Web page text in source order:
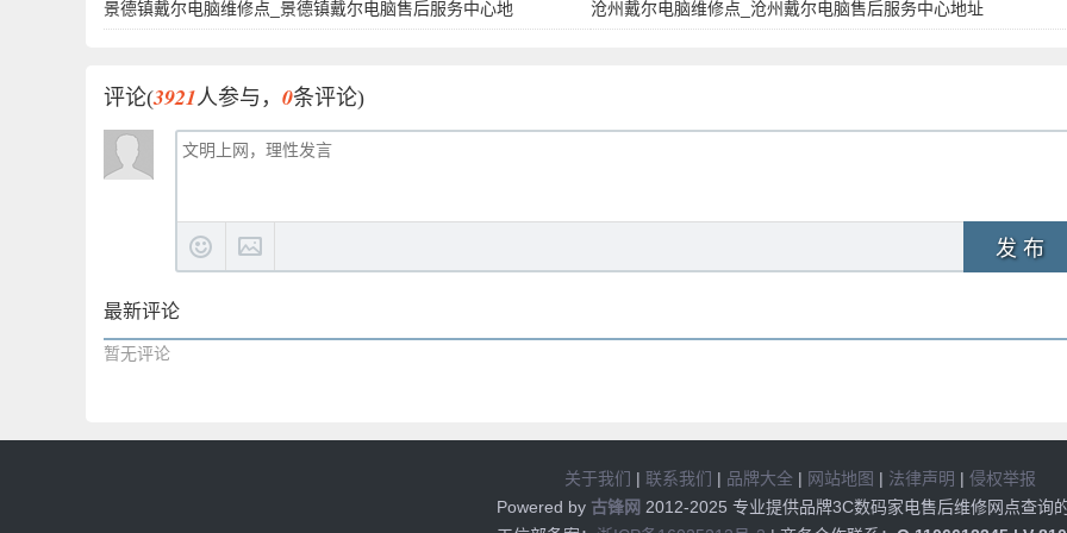
景德镇戴尔电脑维修点_景德镇戴尔电脑售后服务中心地 沧州戴尔电脑维修点_沧州戴尔电脑售后服务中心地址
评论(3921人参与， 0条评论)
发 布
最新评论
暂无评论
关于我们 | 联系我们 | 品牌大全 | 网站地图 | 法律声明 | 侵权举报
Powered by 古锋网 2012-2025 专业提供品牌3C数码家电售后维修网点查询